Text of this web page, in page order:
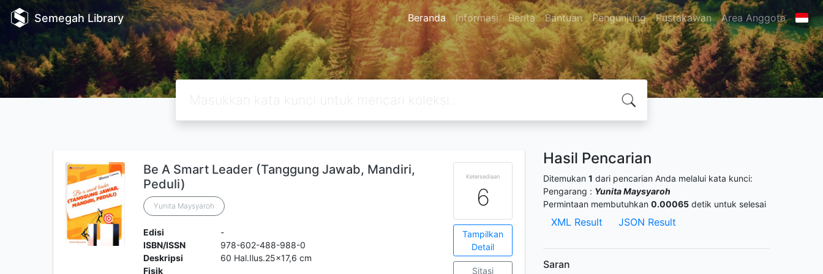
Semegah Library Beranda Informasi Berita Bantuan Pengunjung Pustakawan Area Anggota
Be A Smart Leader (Tanggung Jawab, Mandiri,
Peduli)
Yunita Maysyaroh
Edisi
-
ISBN/ISSN
978-602-488-988-0
Deskripsi
Fisik
60 Hal.Ilus.25x17,6 cm
Ketersediaan
6
Tampilkan
Detail
Sitasi
Hasil Pencarian
Ditemukan 1 dari pencarian Anda melalui kata kunci:
Pengarang : Yunita Maysyaroh
Permintaan membutuhkan 0.00065 detik untuk selesai
XML Result JSON Result
Saran